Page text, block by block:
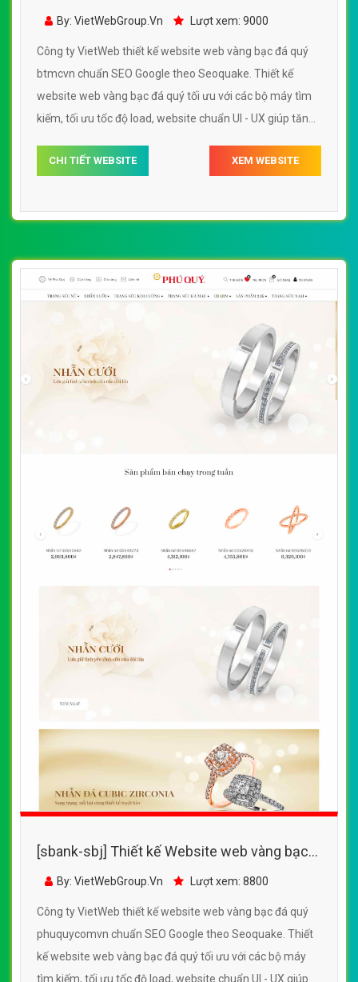
đá quý - btmcvn
By: VietWebGroup.Vn Lượt xem: 9000
Công ty VietWeb thiết kế website web vàng bạc đá quý
btmcvn chuẩn SEO Google theo Seoquake. Thiết kế
website web vàng bạc đá quý tối ưu với các bộ máy tìm
kiếm, tối ưu tốc độ load, website chuẩn UI - UX giúp tăng
quý btmcvn
CHI TIẾT WEBSITE XEM WEBSITE
[sbank-sbj] Thiết kế Website web vàng bạc
đá quý - phuquycomvn
By: VietWebGroup.Vn Lượt xem: 8800
Công ty VietWeb thiết kế website web vàng bạc đá quý
phuquycomvn chuẩn SEO Google theo Seoquake. Thiết
kế website web vàng bạc đá quý tối ưu với các bộ máy
tìm kiếm, tối ưu tốc độ load, website chuẩn UI - UX giúp